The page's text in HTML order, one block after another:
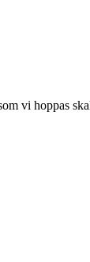
vi hoppas